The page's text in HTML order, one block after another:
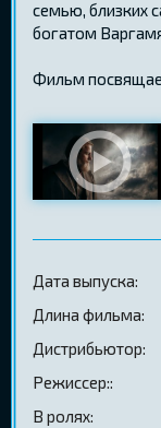
семью, близких
богатом
Фильм
Дата выпуска:
Длина фильма:
Дистрибьютор:
Режиссер::
В ролях: